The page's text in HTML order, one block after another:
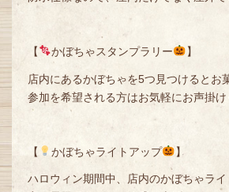
【 かぼちゃスタンプラリー 】
店内にあるかぼちゃを5つ見つけるとお
参加を希望される方はお気軽にお声掛け
【 かぼちゃライトアップ 】
ハロウィン期間中、店内のかぼちゃライ